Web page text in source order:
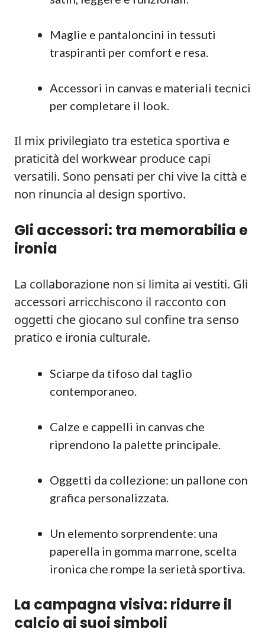
Maglie e pantaloncini in tessuti
traspiranti per comfort e resa.
Accessori in canvas e materiali tecnici
per completare il look.
Il mix privilegiato tra estetica sportiva e
praticità del workwear produce capi
versatili. Sono pensati per chi vive la città e
non rinuncia al design sportivo.
Gli accessori: tra memorabilia e
ironia
La collaborazione non si limita ai vestiti. Gli
accessori arricchiscono il racconto con
oggetti che giocano sul confine tra senso
pratico e ironia culturale.
Sciarpe da tifoso dal taglio
contemporaneo.
Calze e cappelli in canvas che
riprendono la palette principale.
Oggetti da collezione: un pallone con
grafica personalizzata.
Un elemento sorprendente: una
paperella in gomma marrone, scelta
ironica che rompe la serietà sportiva.
La campagna visiva: ridurre il
calcio ai suoi simboli